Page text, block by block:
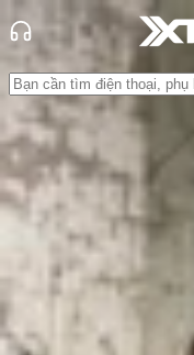
Trang chủ
Tin tức
So Sánh
Tin Mới
Đánh Giá -
Thủ thuật
hàng - Sự kiện
So sánh